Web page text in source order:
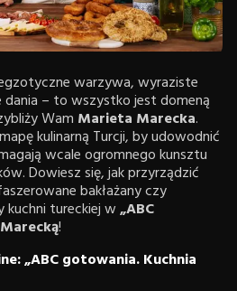
warzywa, wyraziste
– to wszystko jest domeną
Wam Marieta Marecka.
kulinarną Turcji, by udowodnić
wcale ogromnego kunsztu
Dowiesz się, jak przyrządzić
bakłażany czy
kuchni tureckiej w„ABC
!
„ABC gotowania. Kuchnia